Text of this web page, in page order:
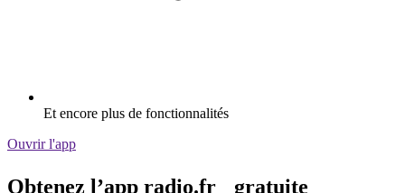
Et encore plus de fonctionnalités
Ouvrir l'app
Obtenez l’app radio.fr gratuite